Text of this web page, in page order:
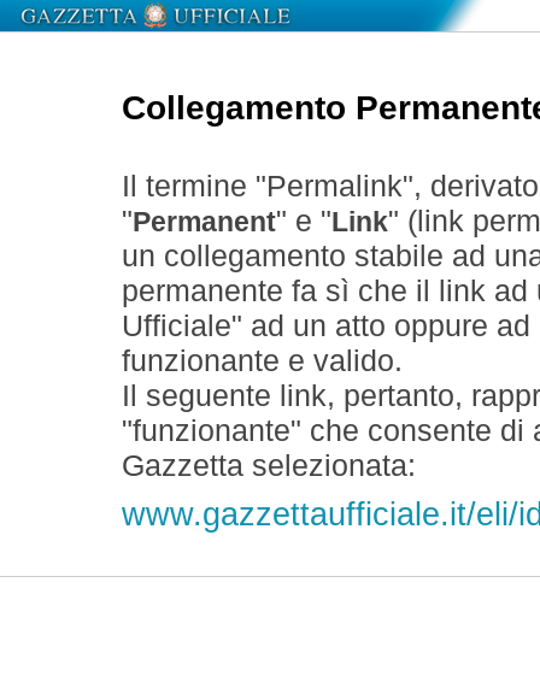
Collegamento
Il termine "Permalink",
" Permanent" e " Link" (link
un collegamento stabile ad
permanente fa sì che il link
Ufficiale" ad un atto oppure
funzionante e valido.
Il seguente link, pertanto,
"funzionante" che consente
Gazzetta selezionata:
www.gazzettaufficiale.it/eli/